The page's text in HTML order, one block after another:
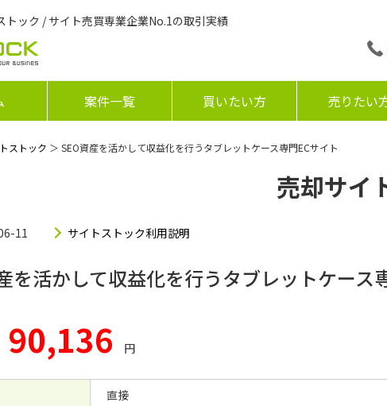
トック / サイト売買専業企業No.1の取引実績
案件一覧 買いたい方 売りたい
ストック ＞ SEO資産を活かして収益化を行うタブレットケース専門ECサイト
売却サイ
11 サイトストック利用説明
を活かして収益化を行うタブレットケース
90,136 円
直接